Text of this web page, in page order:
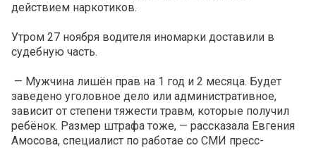
действием наркотиков.
Утром 27 ноября водителя иномарки доставили в
судебную часть.
— Мужчина лишён прав на 1 год и 2 месяца. Будет
заведено уголовное дело или административное,
зависит от степени тяжести травм, которые получил
ребёнок. Размер штрафа тоже, — рассказала Евгения
Амосова, специалист по работае со СМИ пресс-